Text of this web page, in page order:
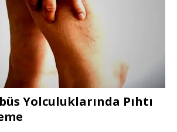
Yolculuklarında Pıhtı